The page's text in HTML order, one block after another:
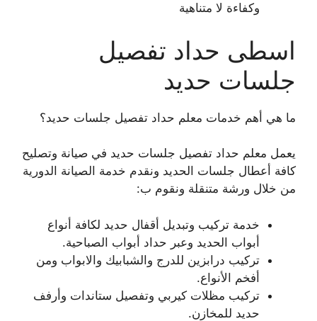
وكفاءة لا متناهية
اسطى حداد تفصيل
جلسات حديد
ما هي أهم خدمات معلم حداد تفصيل جلسات حديد؟
يعمل معلم حداد تفصيل جلسات حديد في صيانة وتصليح
كافة أعطال جلسات الحديد ونقدم خدمة الصيانة الدورية
من خلال ورشة متنقلة ونقوم ب:
خدمة تركيب وتبديل أقفال حديد لكافة أنواع
أبواب الحديد وعبر حداد أبواب الصباحية.
تركيب درابزين للدرج والشبابيك والابواب ومن
أفخم الأنواع.
تركيب مظلات كيربي وتفصيل ستاندات وأرفف
حديد للمخازن.